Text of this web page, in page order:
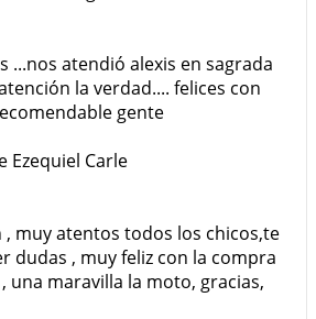
...nos atendió alexis en sagrada
la verdad.... felices con
gente
, muy atentos todos los chicos,te
dudas , muy feliz con la compra
una maravilla la moto, gracias,